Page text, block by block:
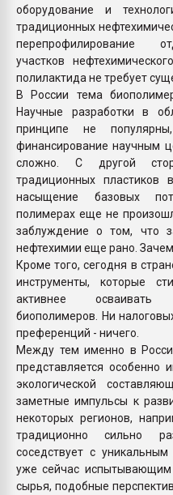
оборудование и
традиционных
перепрофилирование
участков
полилактида не требует
В России тема
Научные разработки в
принципе не
финансирование научным
сложно. С другой
традиционных пластиков
насыщение базовых
полимерах еще не
заблуждение о том, что
нефтехимии еще рано.
Кроме того, сегодня в
инструменты, которые
активнее осваивать
биополимеров. Ни
преференций - ничего.
Между тем именно в
представляется особенно
экологической
заметные импульсы к
некоторых регионов,
традиционно сильно
соседствует с
уже сейчас
сырья, подобные